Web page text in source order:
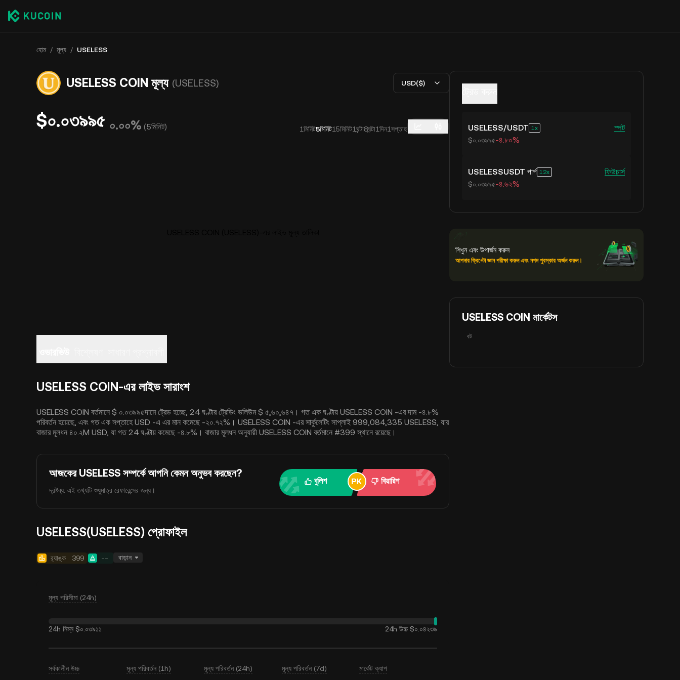
হোম / মূল্য / USELESS
USELESS COIN মূল্য (USELESS) USD($)
$০.০৩৯৯৫ ০.০০% (5মিনিট) 1মিনিট5মিনিট15মিনিট1ঘন্টা8ঘন্টা1দিন1সপ্তাহ
USELESS COIN-এর লাইভ সারাংশ
USELESS COIN বর্তমানে $ ০.০৩৯৯৫দামে ট্রেড হচ্ছে, 24 ঘণ্টার ট্রেডিং ভলিউম $ ৫,৬০,৬৪৭। গত এক ঘণ্টায় USELESS COIN -এর দাম -৪.৮%
পরিবর্তন হয়েছে, এবং গত এক সপ্তাহে USD -এ এর মান কমেছে -২০.৭২%। USELESS COIN -এর সার্কুলেটিং সাপ্লাই 999,084,335 USELESS, যার
বাজার মূলধন ৪০.২M USD, যা গত 24 ঘণ্টায় কমেছে -৪.৮%। বাজার মূলধন অনুযায়ী USELESS COIN বর্তমানে #399 স্থানে রয়েছে।
আজকের USELESS সম্পর্কে আপনি কেমন অনুভব করছেন?
দ্রষ্টব্য: এই তথ্যটি শুধুমাত্র রেফারেন্সের জন্য।
বুলিশ বিয়ারিশ
USELESS(USELESS) প্রোফাইল
র‍্যাঙ্ক 399 -- বাড়ান
মূল্য পরিসীমা (24h)
24h নিম্ন $০.০৩৯১১ 24h উচ্চ $০.০৪২৩৯
সর্বকালীন উচ্চ মূল্য পরিবর্তন (1h) মূল্য পরিবর্তন (24h) মূল্য পরিবর্তন (7d) মার্কেট ক্যাপ
USELESS/USDT 1 স্পট
$০.০৩৯৯৫-৪.৮০%
USELESSUSDT পার্প 12 ফিউচার্স
$০.০৩৯৯৫-৪.৬২%
শিখুন এবং উপার্জন করুন
আপনার ক্রিপ্টো জ্ঞান পরীক্ষা করুন এবং নগদ পুরস্কার অর্জন করুন।
USELESS COIN মার্কেটস
বট